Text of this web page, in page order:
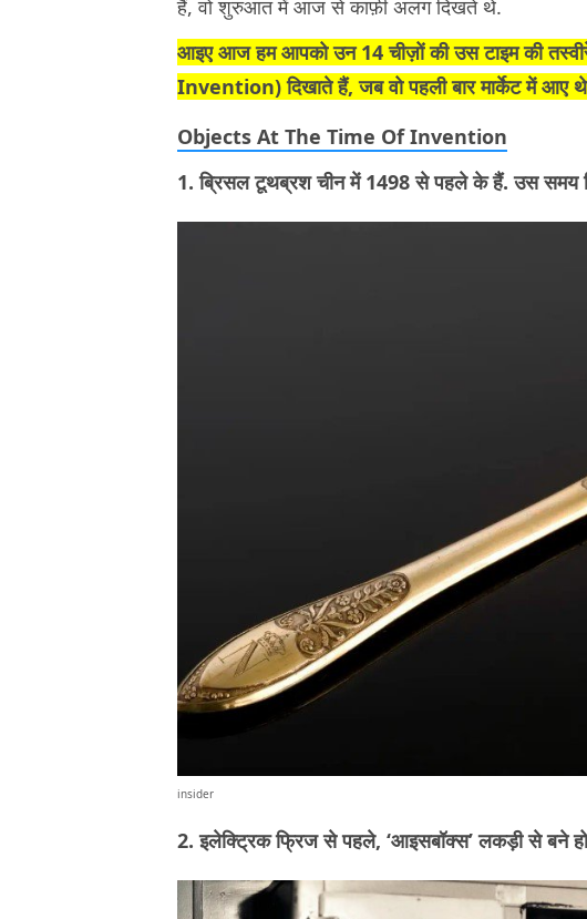
हैं, वो शुरुआत में आज से काफ़ी अलग दिखते थे.
आइए आज हम आपको उन 14 चीज़ों की उस टाइम की
Invention)दिखाते हैं, जब वो पहली बार मार्केट में आए
Objects At The Time Of Invention
1. ब्रिसल टूथब्रश चीन में 1498 से पहले के हैं. उस समय
insider
2. इलेक्ट्रिक फ्रिज से पहले, ‘आइसबॉक्स’ लकड़ी से बने